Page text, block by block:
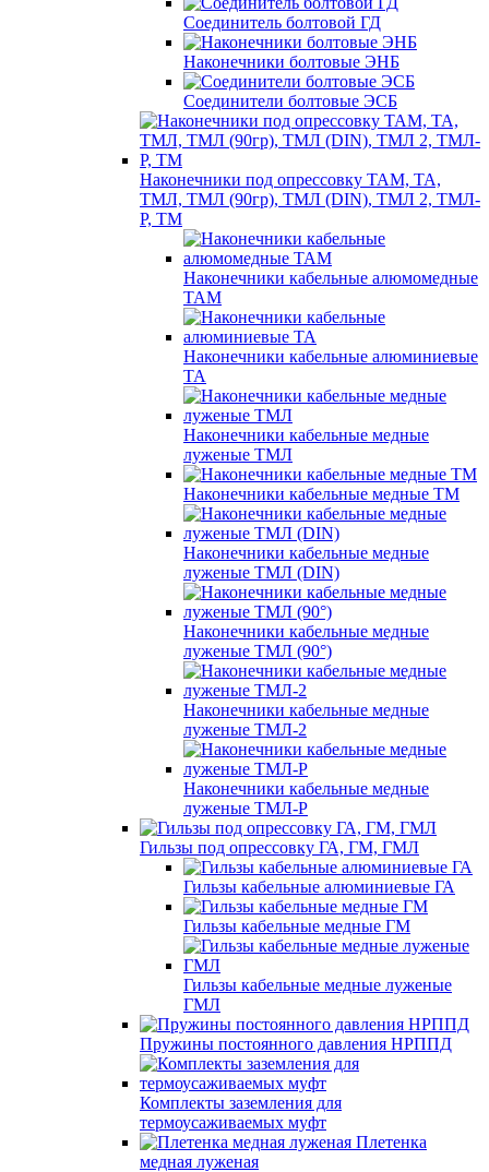
Соединитель болтовой ГД
Наконечники болтовые ЭНБ
Соединители болтовые ЭСБ
Наконечники под опрессовку ТАМ, ТА,
ТМЛ, ТМЛ (90гр), ТМЛ (DIN), ТМЛ 2, ТМЛ-
Р, ТМ
Наконечники кабельные алюмомедные
ТАМ
Наконечники кабельные алюминиевые
ТА
Наконечники кабельные медные
луженые ТМЛ
Наконечники кабельные медные ТМ
Наконечники кабельные медные
луженые ТМЛ (DIN)
Наконечники кабельные медные
луженые ТМЛ (90°)
Наконечники кабельные медные
луженые ТМЛ-2
Наконечники кабельные медные
луженые ТМЛ-Р
Гильзы под опрессовку ГА, ГМ, ГМЛ
Гильзы кабельные алюминиевые ГА
Гильзы кабельные медные ГМ
Гильзы кабельные медные луженые
ГМЛ
Пружины постоянного давления НРППД
Комплекты заземления для
термоусаживаемых муфт
Плетенка
медная луженая